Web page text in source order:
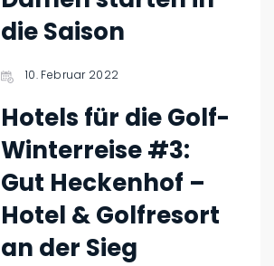
die Saison
10. Februar 2022
Hotels für die Golf-
Winterreise #3:
Gut Heckenhof –
Hotel & Golfresort
an der Sieg